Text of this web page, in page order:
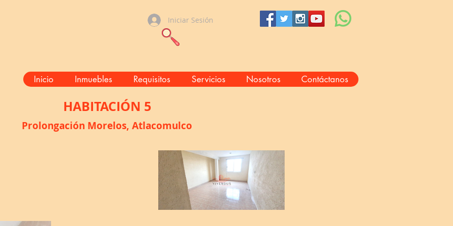
Iniciar Sesión
Inicio Inmuebles Requisitos Servicios Nosotros Contáctanos
HABITACIÓN 5
Prolongación Morelos, Atlacomulco